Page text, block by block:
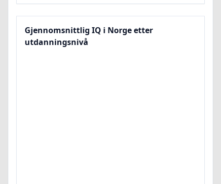
Gjennomsnittlig IQ i Norge etter
utdanningsnivå